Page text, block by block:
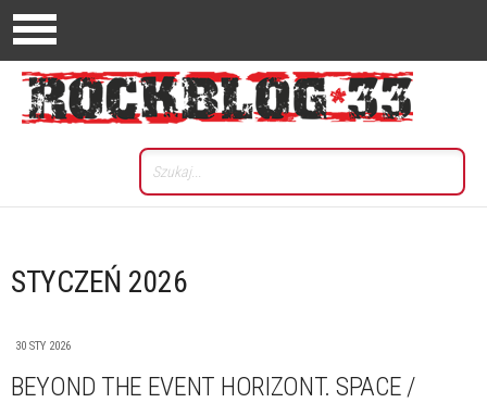
STYCZEŃ 2026
30 STY 2026
BEYOND THE EVENT HORIZONT. SPACE /